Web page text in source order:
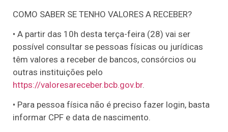
COMO SABER SE TENHO VALORES A RECEBER?
• A partir das 10h desta terça-feira (28) vai ser
possível consultar se pessoas físicas ou jurídicas
têm valores a receber de bancos, consórcios ou
outras instituições pelo
https://valoresareceber.bcb.gov.br.
• Para pessoa física não é preciso fazer login, basta
informar CPF e data de nascimento.